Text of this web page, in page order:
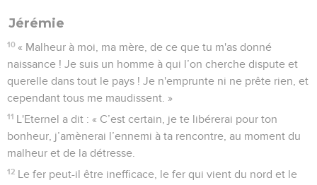
Jérémie
10 « Malheur à moi, ma mère, de ce que tu m'as donné
naissance ! Je suis un homme à qui l’on cherche dispute et
querelle dans tout le pays ! Je n'emprunte ni ne prête rien, et
cependant tous me maudissent. »
11 L'Eternel a dit : « C’est certain, je te libérerai pour ton
bonheur, j’amènerai l’ennemi à ta rencontre, au moment du
malheur et de la détresse.
12 Le fer peut-il être inefficace, le fer qui vient du nord et le